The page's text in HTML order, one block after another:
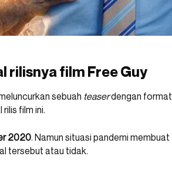
rilisnya film Free Guy
sebuah teaserdengan format
film ini.
2020. Namun situasi pandemi membuat
tersebut atau tidak.